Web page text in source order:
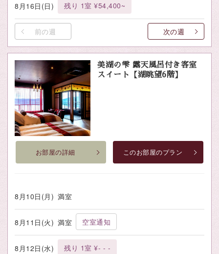
8月16日(日) 残り 1室 ¥54,400~
前の週 次の週
美湖の雫 露天風呂付き客室
スイート【湖眺望6階】
お部屋の詳細 このお部屋のプラン
8月10日(月) 満室
8月11日(火) 満室 空室通知
8月12日(水) 残り 1室 ¥- - -